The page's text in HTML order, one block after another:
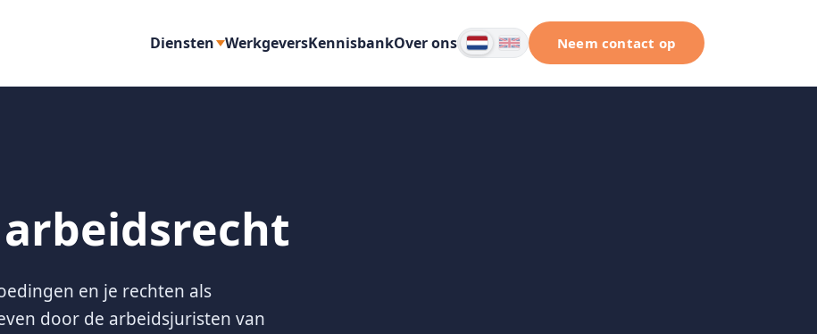
Diensten WerkgeversKennisbankOver ons Neem contact op
en je rechten als
door de arbeidsjuristen van